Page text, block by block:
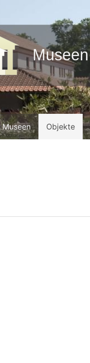
Museen Objekte